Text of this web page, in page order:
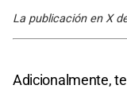
La publicación en X
Adicionalmente,